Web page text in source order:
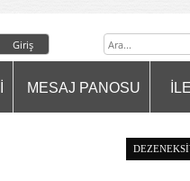
MESAJ PANOSU